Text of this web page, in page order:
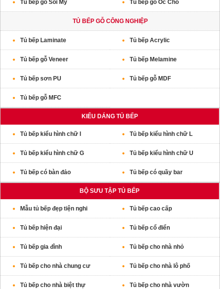
Tủ bếp gỗ Sồi Mỹ Tủ bếp gỗ Óc Chó
TỦ BẾP GỖ CÔNG NGHIỆP
Tủ bếp Laminate Tủ bếp Acrylic
Tủ bếp gỗ Veneer Tủ bếp Melamine
Tủ bếp sơn PU Tủ bếp gỗ MDF
Tủ bếp gỗ MFC
KIỂU DÁNG TỦ BẾP
Tủ bếp kiểu hình chữ I Tủ bếp kiểu hình chữ L
Tủ bếp kiểu hình chữ G Tủ bếp kiểu hình chữ U
Tủ bếp có bàn đảo Tủ bếp có quầy bar
BỘ SƯU TẬP TỦ BẾP
Mẫu tủ bếp đẹp tiện nghi Tủ bếp cao cấp
Tủ bếp hiện đại Tủ bếp cổ điển
Tủ bếp gia đình Tủ bếp cho nhà nhỏ
Tủ bếp cho nhà chung cư Tủ bếp cho nhà lô phố
Tủ bếp cho nhà biệt thự Tủ bếp cho nhà vườn